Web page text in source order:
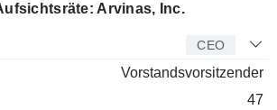
Arvinas, Inc.
CEO
Vorstandsvorsitzender
47